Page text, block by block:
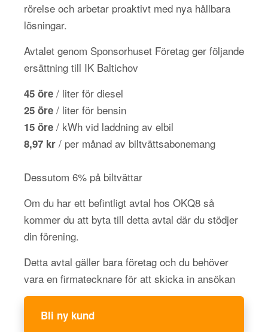
rörelse och arbetar proaktivt med nya hållbara
lösningar.
Avtalet genom Sponsorhuset Företag ger följande
ersättning till IK Baltichov
45 öre / liter för diesel
25 öre / liter för bensin
15 öre / kWh vid laddning av elbil
8,97 kr / per månad av biltvättsabonemang
Dessutom 6% på biltvättar
Om du har ett befintligt avtal hos OKQ8 så
kommer du att byta till detta avtal där du stödjer
din förening.
Detta avtal gäller bara företag och du behöver
vara en firmatecknare för att skicka in ansökan
Bli ny kund